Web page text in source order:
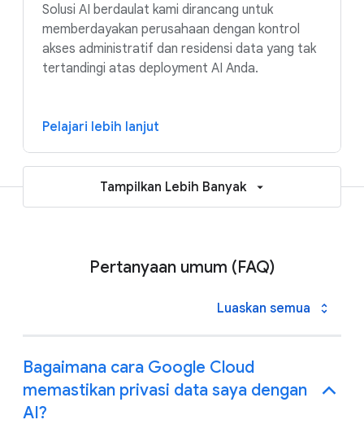
Solusi AI berdaulat kami dirancang untuk
memberdayakan perusahaan dengan kontrol
akses administratif dan residensi data yang tak
tertandingi atas deployment AI Anda.
Pelajari lebih lanjut
Tampilkan Lebih Banyak
Pertanyaan umum (FAQ)
Luaskan semua
Bagaimana cara Google Cloud
memastikan privasi data saya dengan
AI?